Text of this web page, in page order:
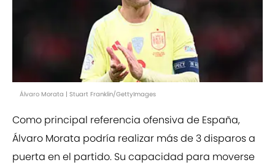
Álvaro Morata | Stuart Franklin/GettyImages
Como principal referencia ofensiva de España,
Álvaro Morata podría realizar más de 3 disparos a
puerta en el partido. Su capacidad para moverse